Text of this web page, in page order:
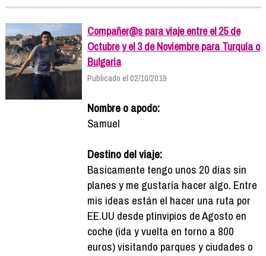
Compañer@s para viaje entre el 25 de
Octubre y el 3 de Noviembre para Turquía o
Bulgaria
Publicado el 02/10/2019
Nombre o apodo:
Samuel
Destino del viaje:
Basicamente tengo unos 20 días sin
planes y me gustaría hacer algo. Entre
mis ideas están el hacer una ruta por
EE.UU desde ptinvipios de Agosto en
coche (ida y vuelta en torno a 800
euros) visitando parques y ciudades o